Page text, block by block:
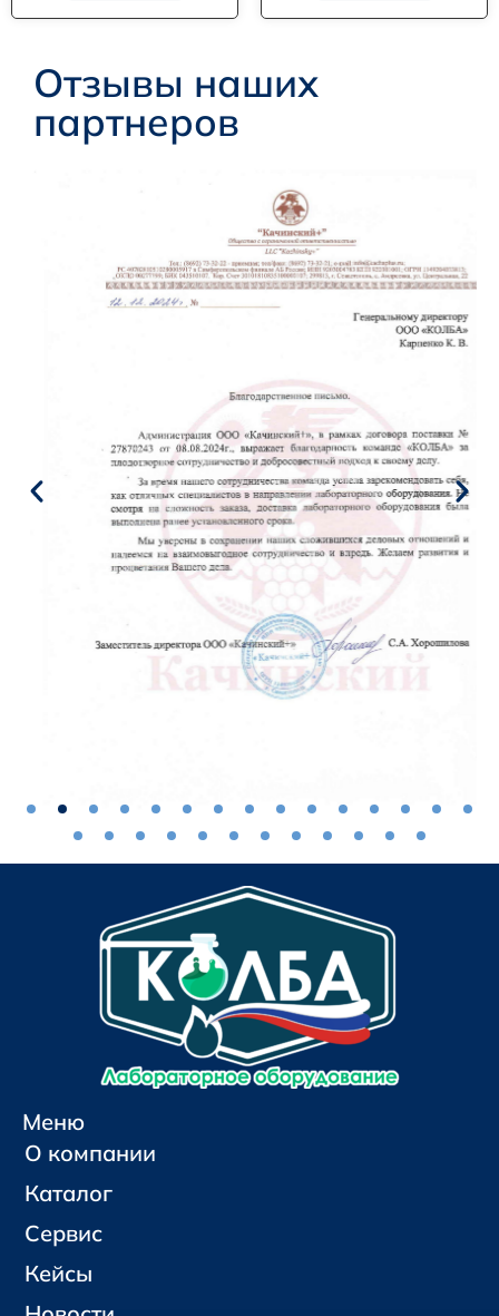
Отзывы наших
партнеров
Меню
О компании
Каталог
Сервис
Кейсы